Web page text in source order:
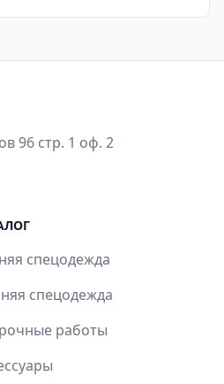
96 стр. 1 оф. 2
спецодежда
спецодежда
работы